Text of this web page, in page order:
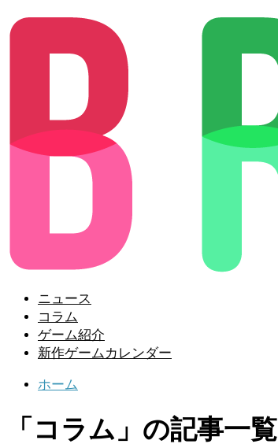
ニュース
コラム
ゲーム紹介
新作ゲームカレンダー
ホーム
「コラム」の記事一覧